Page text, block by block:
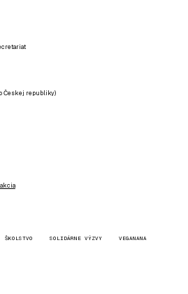
Českej republiky)
ŠKOLSTVO SOLIDÁRNE VÝZVY VEGANANA